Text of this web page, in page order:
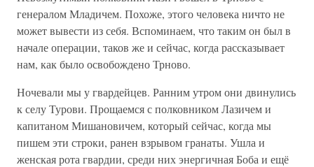
генералом Младичем. Похоже, этого человека ничто не
может вывести из себя. Вспоминаем, что таким он был в
начале операции, таков же и сейчас, когда рассказывает
нам, как было освобождено Трново.
Ночевали мы у гвардейцев. Ранним утром они двинулись
к селу Турови. Прощаемся с полковником Лазичем и
капитаном Мишановичем, который сейчас, когда мы
пишем эти строки, ранен взрывом гранаты. Ушла и
женская рота гвардии, среди них энергичная Боба и ещё